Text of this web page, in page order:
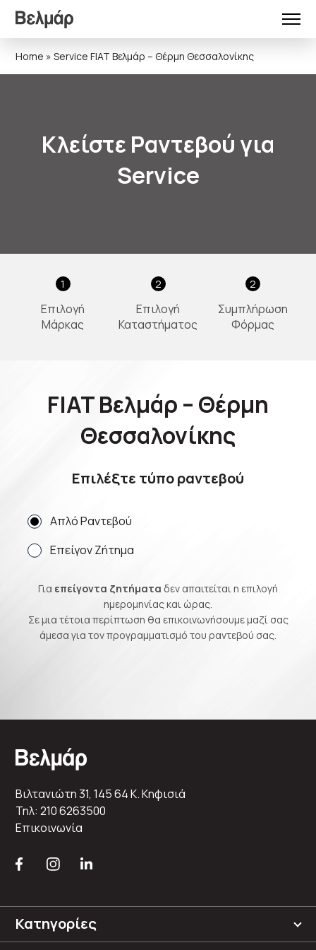
Home » Service FIAT Βελμάρ – Θέρμη Θεσσαλονίκης
Κλείστε Ραντεβού για
Service
1
Επιλογή
Μάρκας
2
Επιλογή
Καταστήματος
2
Συμπλήρωση
Φόρμας
FIAT Βελμάρ – Θέρμη
Θεσσαλονίκης
Επιλέξτε τύπο ραντεβού
Απλό Ραντεβού
Επείγον Ζήτημα
Για επείγοντα ζητήματα δεν απαιτείται η επιλογή
ημερομηνίας και ώρας.
Σε μια τέτοια περίπτωση θα επικοινωνήσουμε μαζί σας
άμεσα για τον προγραμματισμό του ραντεβού σας.
Βιλτανιώτη 31, 145 64 K. Κηφισιά
Τηλ: 210 6263500
Επικοινωνία
Κατηγορίες